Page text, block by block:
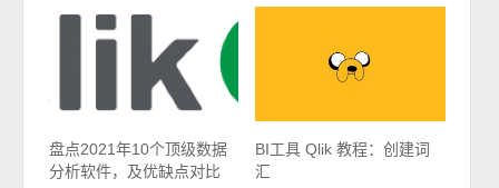
盘点2021年10个顶级数据
分析软件，及优缺点对比
BI工具 Qlik 教程：创建词
汇